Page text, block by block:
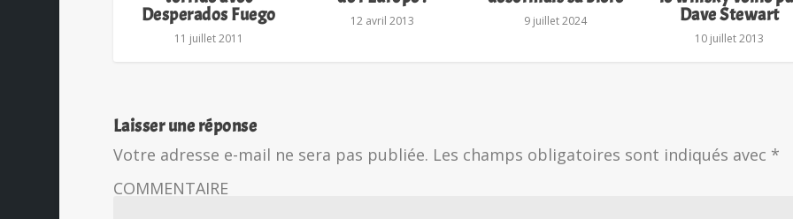
Desperados Fuego
11 juillet 2011
12 avril 2013 9 juillet 2024
Dave Stewart
10 juillet 2013
Laisser une réponse
Votre adresse e-mail ne sera pas publiée. Les champs obligatoires sont indiqués avec *
COMMENTAIRE